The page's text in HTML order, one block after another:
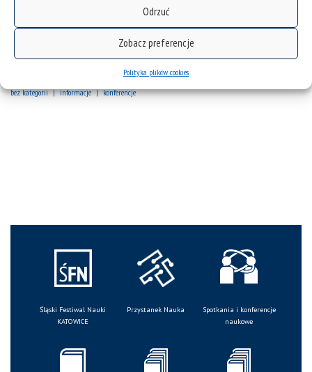
Odrzuć
Zobacz preferencje
Polityka plików cookies
Kongres „Nauka ponad podziałami” 12-13.09.24 r.
bez kategorii informacje konferencje
Śląski Festiwal Nauki
KATOWICE
Przystanek Nauka
Spotkania i konferencje
naukowe